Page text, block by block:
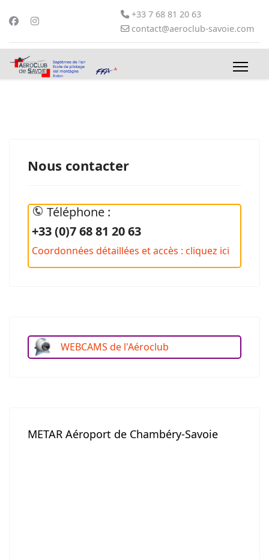
+33 7 68 81 20 63
contact@aeroclub-savoie.com
Nous contacter
Téléphone :
+33 (0)7 68 81 20 63
Coordonnées détaillées et accès : cliquez ici
WEBCAMS de l'Aéroclub
METAR Aéroport de Chambéry-Savoie